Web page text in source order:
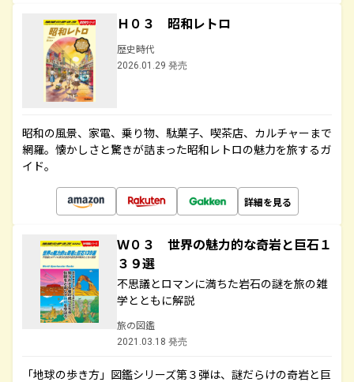
Ｈ０３ 昭和レトロ
歴史時代
2026.01.29 発売
昭和の風景、家電、乗り物、駄菓子、喫茶店、カルチャーまで
網羅。懐かしさと驚きが詰まった昭和レトロの魅力を旅するガ
イド。
詳細を見る
Ｗ０３ 世界の魅力的な奇岩と巨石１
３９選
不思議とロマンに満ちた岩石の謎を旅の雑
学とともに解説
旅の図鑑
2021.03.18 発売
「地球の歩き方」図鑑シリーズ第３弾は、謎だらけの奇岩と巨